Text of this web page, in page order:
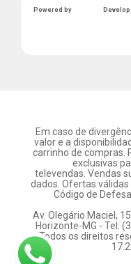
Powered by
Em caso de
valor e a
carrinho de compras.
exclusivas
televendas. Vendas
dados. Ofertas
Código de
Av. Olegário Maciel,
Horizonte-MG - Tel:
Todos os direitos